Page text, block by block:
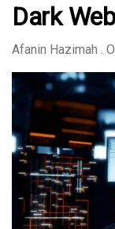
Dark Web
Afanin Hazimah .